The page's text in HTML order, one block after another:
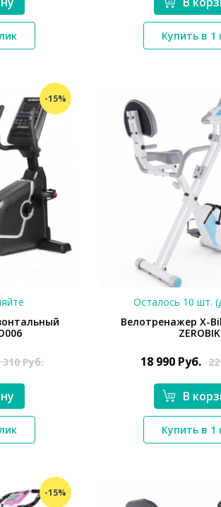
*}
Купить в 1
-15%
310Руб.
*}
Осталось 10 шт.
Велотренажер X-
18 990 Руб.
В
Купить в 1
-15%